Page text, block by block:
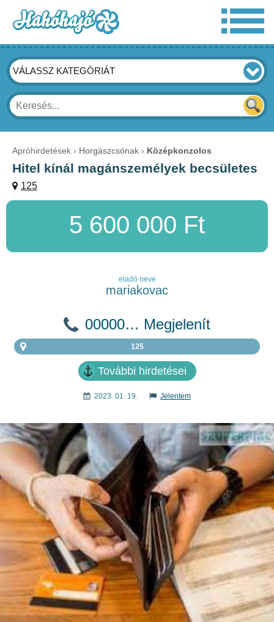
VÁLASSZ KATEGÓRIÁT
Apróhirdetések Horgászcsónak Középkonzolos
Hitel kínál magánszemélyek becsületes
125
5 600 000 Ft
eladó neve
mariakovac
00000… Megjelenít
125
További hirdetései
2023. 01. 19. Jelentem